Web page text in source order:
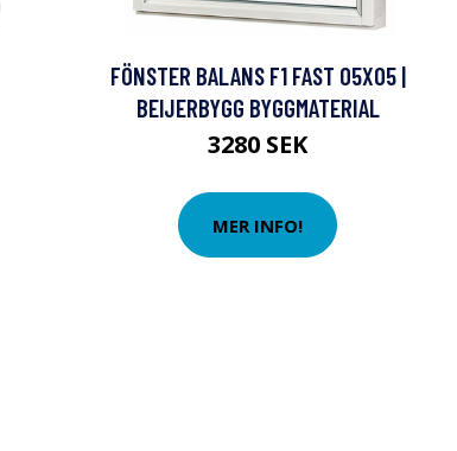
FÖNSTER BALANS F1 FAST 05X05 |
BEIJERBYGG BYGGMATERIAL
3280 SEK
MER INFO!